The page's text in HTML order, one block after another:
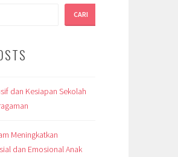
CARI
dan Kesiapan Sekolah
Meningkatkan
dan Emosional Anak